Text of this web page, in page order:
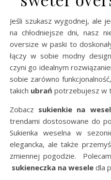
Jeśli szukasz wygodnej, ale jednocześnie stylowej odzieży
na chłodniejsze dni, nasz
oversize w paski to
łączy w sobie modny
czyni go idealnym
sobie zarówno
takich ubrań potrzebujesz w
Zobacz sukienkie na
trendami dostosowane do
Sukienka weselna w
elegancka, ale także
zmiennej pogodzie.
sukieneczka na wesele dla